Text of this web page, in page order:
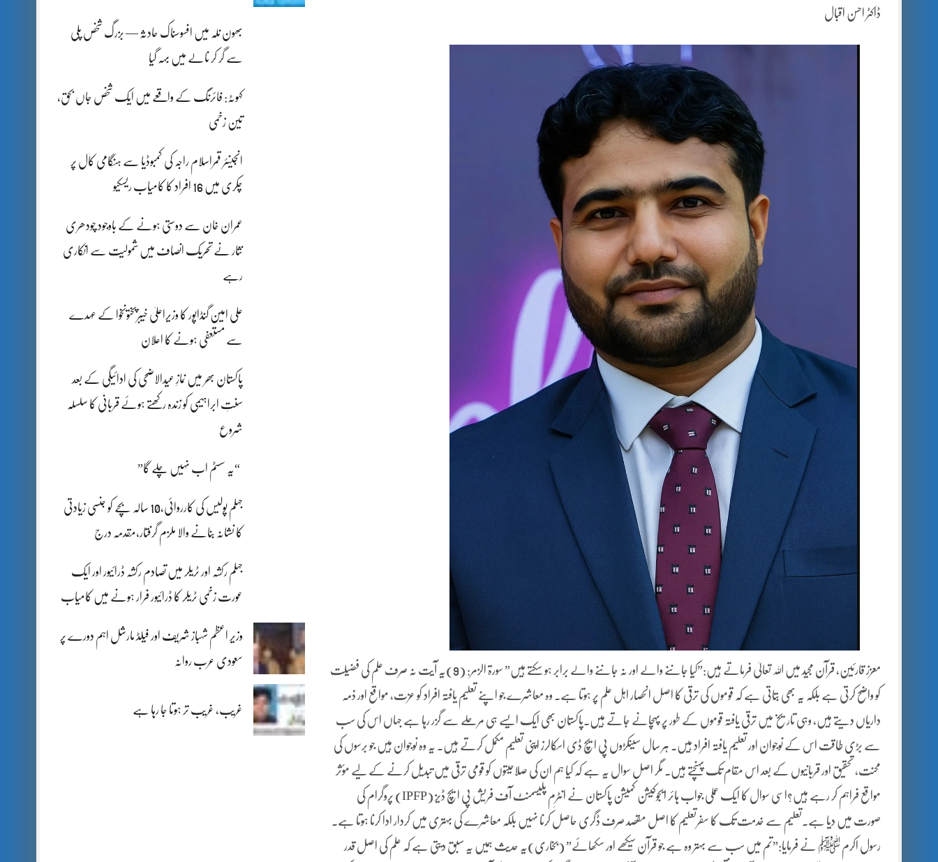
بھون نلہ میں افسوسناک حادثہ — بزرگ شخص پلی
سے گر کر نالے میں بہہ گیا
کہوٹہ: فائرنگ کے واقعے میں ایک شخص جاں بحق،
تین زخمی
انجینئر قمراسلام راجہ کی کمبوڈیا سے ہنگامی کال پر
چکری میں 16 افراد کا کامیاب ریسکیو
عمران خان سے دوستی ہونے کے باوجود چودھری
نثار نے تحریک انصاف میں شمولیت سے انکاری
رہے
علی امین گنڈاپور کا وزیراعلیٰ خیبرپختونخوا کے عہدے
سے مستعفی ہونے کا اعلان
پاکستان بھر میں نمازِ عیدالاضحی کی ادائیگی کے بعد
سنتِ ابراہیمی کو زندہ رکھتے ہوئے قربانی کا سلسلہ
شروع
“یہ سسٹم اب نہیں چلے گا”
جہلم پولیس کی کارروائی،10 سالہ بچے کو جنسی زیادتی
کا نشانہ بنانے والا ملزم گرفتار،مقدمہ درج
جہلم رکشہ اور ٹریلر میں تصادم رکشہ ڈرائیور اور ایک
عورت زخمی ٹریلر کا ڈرائیور فرار ہونے میں کامیاب
وزیر اعظم شہباز شریف اور فیلڈ مارشل اہم دورے پر
سعودی عرب روانہ
غریب، غریب تر ہوتا جا رہا ہے
ڈاکٹر احسن اقبال
معزز قارئین، قرآن مجید میں اللہ تعالیٰ فرماتے ہیں:”کیا جاننے والے اور نہ جاننے والے برابر ہو سکتے ہیں” سورۃ الزمر: (9)یہ آیت نہ صرف علم کی فضیلت
کو واضح کرتی ہے بلکہ یہ بھی بتاتی ہے کہ قوموں کی ترقی کا اصل انحصار اہل علم پر ہوتا ہے۔ وہ معاشرے جو اپنے تعلیم یافتہ افراد کو عزت، مواقع اور ذمہ
داریاں دیتے ہیں، وہی تاریخ میں ترقی یافتہ قوموں کے طور پر پہچانے جاتے ہیں۔پاکستان بھی ایک ایسے ہی مرحلے سے گزر رہا ہے جہاں اس کی سب
سے بڑی طاقت اس کے نوجوان اور تعلیم یافتہ افراد ہیں۔ ہر سال سینکڑوں پی ایچ ڈی اسکالرز اپنی تعلیم مکمل کرتے ہیں۔ یہ وہ نوجوان ہیں جو برسوں کی
محنت، تحقیق اور قربانیوں کے بعد اس مقام تک پہنچتے ہیں۔ مگر اصل سوال یہ ہے کہ کیا ہم ان کی صلاحیتوں کو قومی ترقی میں تبدیل کرنے کے لیے مؤثر
مواقع فراہم کر رہے ہیں؟اسی سوال کا ایک عملی جواب ہائر ایجوکیشن کمیشن پاکستان نے انٹرِم پلیسمنٹ آف فریش پی ایچ ڈیز (IPFP) پروگرام کی
صورت میں دیا ہے۔تعلیم سے خدمت تک کا سفرتعلیم کا اصل مقصد صرف ڈگری حاصل کرنا نہیں بلکہ معاشرے کی بہتری میں کردار ادا کرنا ہوتا ہے۔
رسول اکرم ﷺ نے فرمایا:”تم میں سب سے بہتر وہ ہے جو قرآن سیکھے اور سکھائے” (بخاری)یہ حدیث ہمیں یہ سبق دیتی ہے کہ علم کی اصل قدر